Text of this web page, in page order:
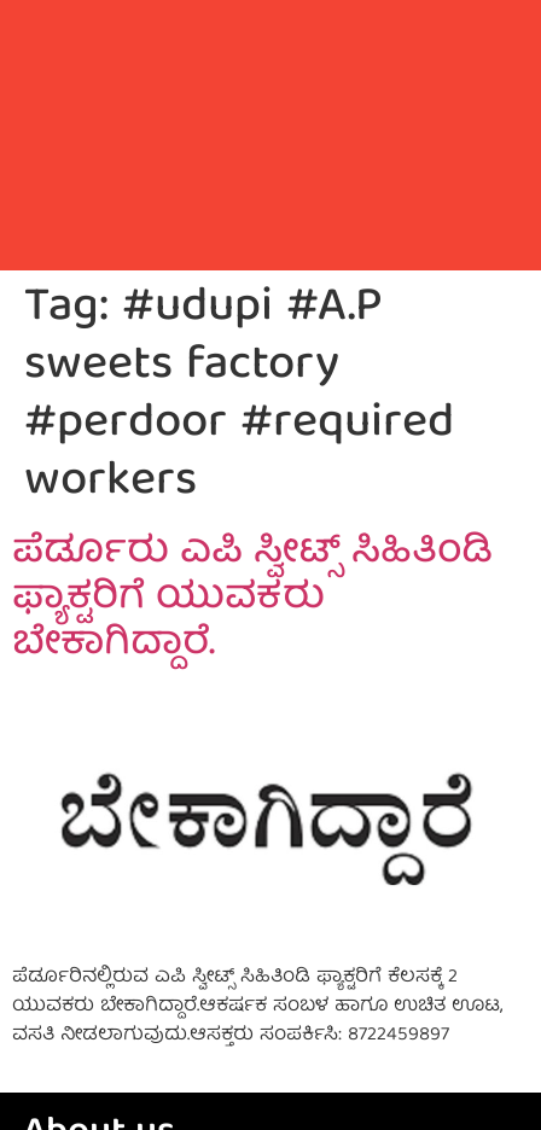
Tag:#udupi #A.P
sweets factory
#perdoor #required
workers
ಪೆರ್ಡೂರು ಎಪಿ ಸ್ವೀಟ್ಸ್ ಸಿಹಿತಿಂಡಿ
ಫ್ಯಾಕ್ಟರಿಗೆ ಯುವಕರು
ಬೇಕಾಗಿದ್ದಾರೆ.
ಪೆರ್ಡೂರಿನಲ್ಲಿರುವ ಎಪಿ ಸ್ವೀಟ್ಸ್ ಸಿಹಿತಿಂಡಿ ಫ್ಯಾಕ್ಟರಿಗೆ ಕೆಲಸಕ್ಕೆ 2
ಯುವಕರು ಬೇಕಾಗಿದ್ದಾರೆ.ಆಕರ್ಷಕ ಸಂಬಳ ಹಾಗೂ ಉಚಿತ ಊಟ,
ವಸತಿ ನೀಡಲಾಗುವುದು.ಆಸಕ್ತರು ಸಂಪರ್ಕಿಸಿ: 8722459897